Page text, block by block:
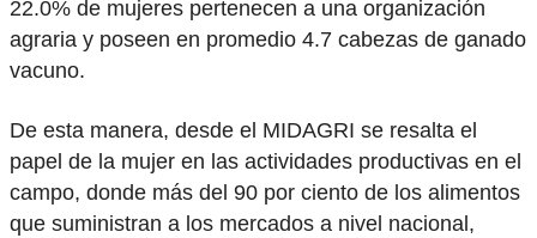
22.0% de mujeres pertenecen a una organización
agraria y poseen en promedio 4.7 cabezas de ganado
vacuno.
De esta manera, desde el MIDAGRI se resalta el
papel de la mujer en las actividades productivas en el
campo, donde más del 90 por ciento de los alimentos
que suministran a los mercados a nivel nacional,